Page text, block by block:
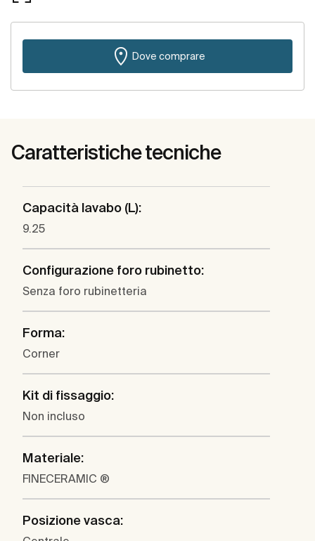
Dove comprare
Caratteristiche tecniche
Capacità lavabo (L):
9.25
Configurazione foro rubinetto:
Senza foro rubinetteria
Forma:
Corner
Kit di fissaggio:
Non incluso
Materiale:
FINECERAMIC ®
Posizione vasca: